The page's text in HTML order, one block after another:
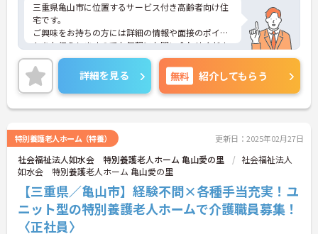
三重県亀山市に位置するサービス付き高齢者向け住
宅です。
ご興味をお持ちの方には詳細の情報や面接のポイン
トをお伝えしますのでお気軽にお問い合わせくださ
いませ。
詳細を見る 無料 紹介してもらう
特別養護老人ホーム（特養） 更新日：2025年02月27日
社会福祉法人如水会 特別養護老人ホーム 亀山愛の里
社会福祉法人
如水会 特別養護老人ホーム 亀山愛の里
【三重県／亀山市】経験不問×各種手当充実！ユ
ニット型の特別養護老人ホームで介護職員募集！
〈正社員〉